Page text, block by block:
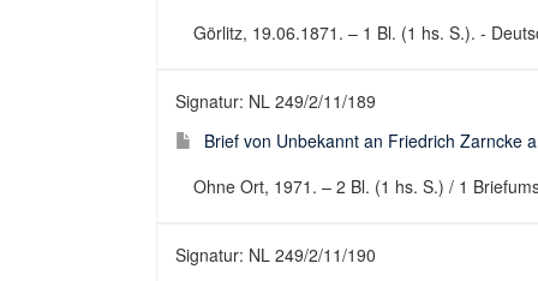
Görlitz, 19.06.1871. – 1 Bl. (1 hs. S.). -
Signatur: NL 249/2/11/189
Brief von Unbekannt an Friedrich Zarncke
Ohne Ort, 1971. – 2 Bl. (1 hs. S.) / 1
Signatur: NL 249/2/11/190